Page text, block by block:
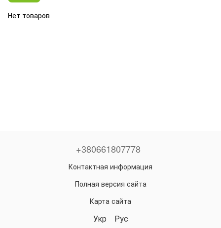
Нет товаров
+380661807778
Контактная информация
Полная версия сайта
Карта сайта
Укр Рус